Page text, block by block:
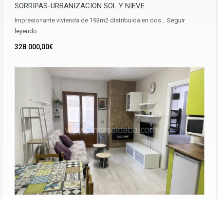
SORRIPAS-URBANIZACION SOL Y NIEVE
Impresionante vivienda de 193m2 distribuida en dos… Seguir
leyendo
328.000,00€